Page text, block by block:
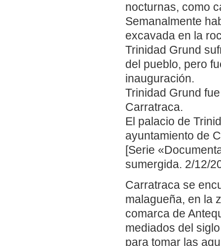
nocturnas, como
Semanalmente
excavada en la
Trinidad Grund
del pueblo, pero
inauguración.
Trinidad Grund
Carratraca.
El palacio de
ayuntamiento de
[Serie
sumergida. 2/12/
Carratraca se
malagueña, en la
comarca de
mediados del
para tomar las